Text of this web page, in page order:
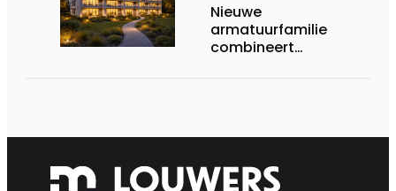
Nieuwe
armatuurfamilie
combineert